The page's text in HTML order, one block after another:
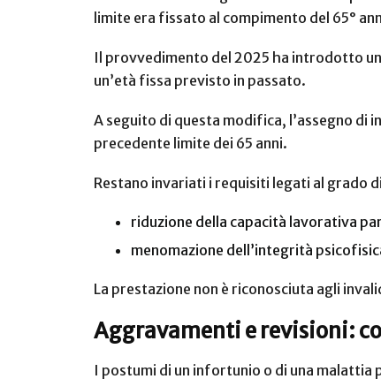
limite era fissato al compimento del 65°
Il provvedimento del 2025 ha introdotto
un’età fissa previsto in passato.
A seguito di questa modifica, l’assegno di
precedente limite dei 65 anni.
Restano invariati i requisiti legati al grado
riduzione della capacità lavorativa
menomazione dell’integrità
La prestazione non è riconosciuta agli
Aggravamenti e revisioni:
I postumi di un infortunio o di una malattia